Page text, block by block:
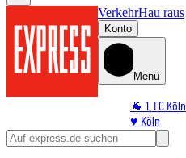
VerkehrHau raus
Konto
Menü
🐐 1. FC Köln
♥️ Köln
⭐ Promi